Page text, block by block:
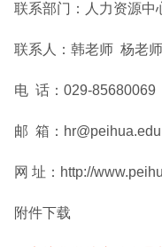
联系部门：人力资源中
联系人：韩老师 杨老师
电 话：029-85680069
邮 箱：
网 址：http://
附件下载